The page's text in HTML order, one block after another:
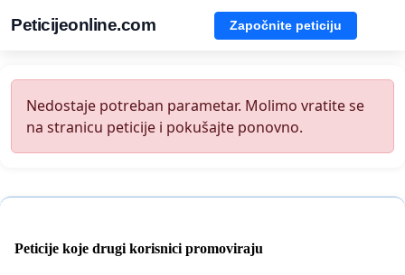
Peticijeonline.com Započnite peticiju
Nedostaje potreban parametar. Molimo vratite se
na stranicu peticije i pokušajte ponovno.
Peticije koje drugi korisnici promoviraju